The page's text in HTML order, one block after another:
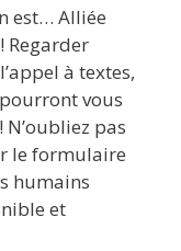
est… Alliée
Regarder
à textes,
vous
pas
le formulaire
humains
et